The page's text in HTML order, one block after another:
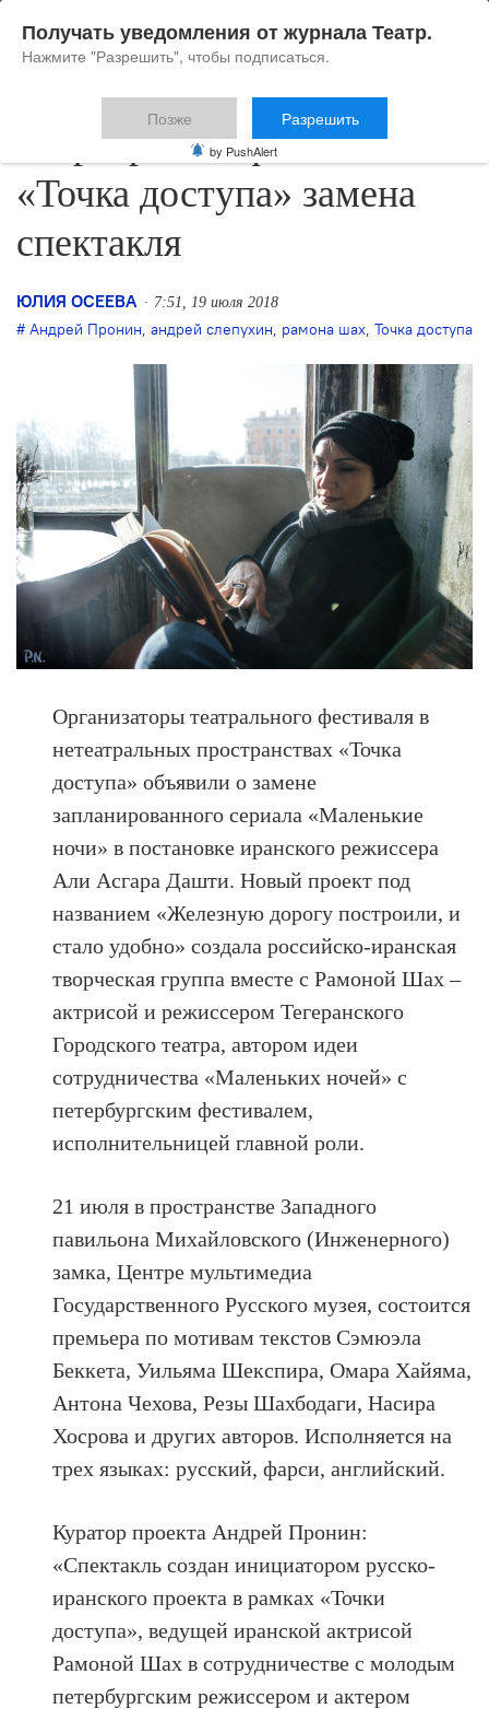
В программе фестиваля
«Точка доступа» замена
спектакля
ЮЛИЯ ОСЕЕВА 7:51, 19 июля 2018
Андрей Пронин, андрей слепухин, рамона шах, Точка доступа
Организаторы театрального фестиваля в
нетеатральных пространствах «Точка
доступа» объявили о замене
запланированного сериала «Маленькие
ночи» в постановке иранского режиссера
Али Асгара Дашти. Новый проект под
названием «Железную дорогу построили, и
стало удобно» создала российско-иранская
творческая группа вместе с Рамоной Шах –
актрисой и режиссером Тегеранского
Городского театра, автором идеи
сотрудничества «Маленьких ночей» с
петербургским фестивалем,
исполнительницей главной роли.
21 июля в пространстве Западного
павильона Михайловского (Инженерного)
замка, Центре мультимедиа
Государственного Русского музея, состоится
премьера по мотивам текстов Сэмюэла
Беккета, Уильяма Шекспира, Омара Хайяма,
Антона Чехова, Резы Шахбодаги, Насира
Хосрова и других авторов. Исполняется на
трех языках: русский, фарси, английский.
Куратор проекта Андрей Пронин:
«Спектакль создан инициатором русско-
иранского проекта в рамках «Точки
доступа», ведущей иранской актрисой
Рамоной Шах в сотрудничестве с молодым
петербургским режиссером и актером
Получать уведомления от журнала Театр.
Нажмите "Разрешить", чтобы подписаться.
Позже Разрешить
by PushAlert